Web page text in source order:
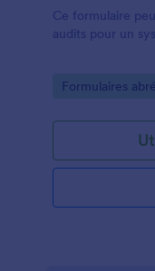
Ce formulaire
audits pour un
Go to Category:
Formulaires